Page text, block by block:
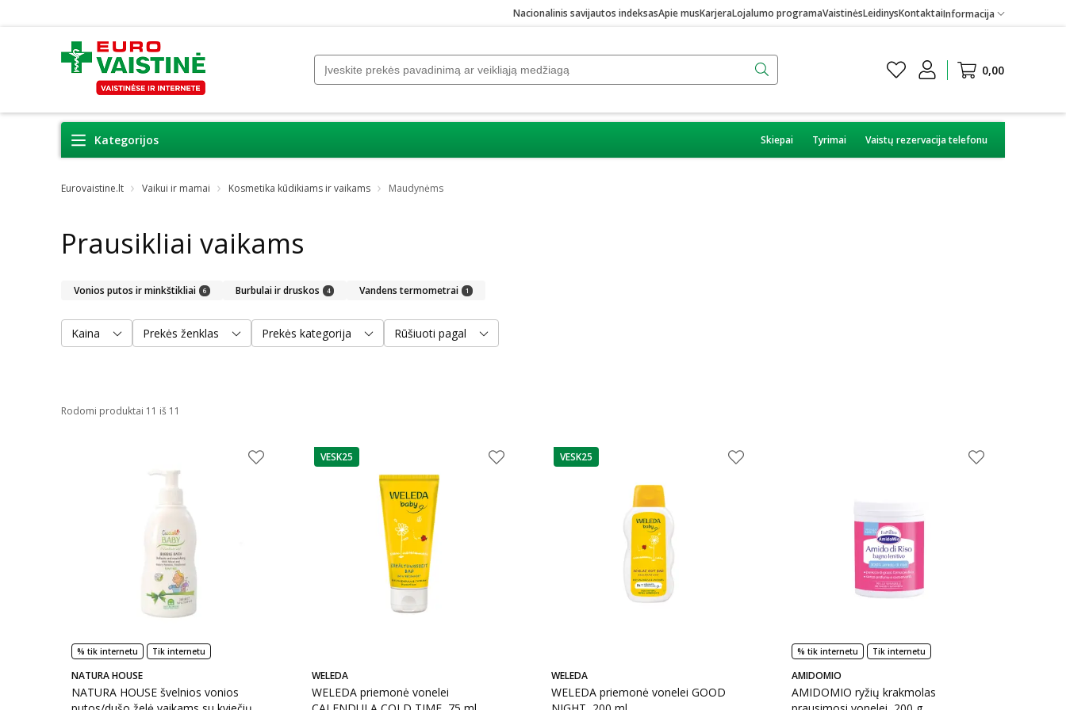
Nacionalinis savijautos indeksasApie musKarjeraLojalumo programaVaistinėsLeidinysKontaktaiInformacija
0,00
Kategorijos Skiepai Tyrimai Vaistų rezervacija telefonu
Eurovaistine.lt Vaikui ir mamai Kosmetika kūdikiams ir vaikams Maudynėms
Prausikliai vaikams
Vonios putos ir minkštikliai 6 Burbulai ir druskos 4 Vandens termometrai 1
Kaina Prekės ženklas Prekės kategorija Rūšiuoti pagal
Rodomi produktai 11 iš 11
% tik internetu Tik internetu
NATURA HOUSE
NATURA HOUSE švelnios vonios
patarimas
VESK25
WELEDA
WELEDA priemonė vonelei
patarimas
VESK25
WELEDA
WELEDA priemonė vonelei GOOD
% tik internetu Tik internetu
AMIDOMIO
AMIDOMIO ryžių krakmolas